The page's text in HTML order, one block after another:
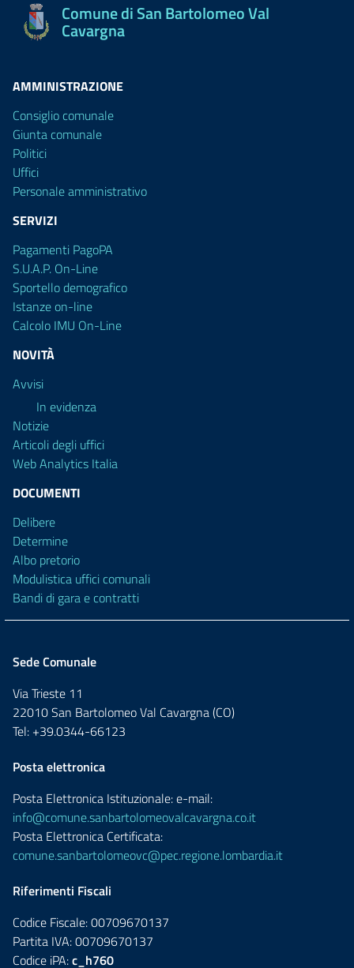
Comune di San Bartolomeo Val
Cavargna
AMMINISTRAZIONE
Consiglio comunale
Giunta comunale
Politici
Uffici
Personale amministrativo
SERVIZI
Pagamenti PagoPA
S.U.A.P. On-Line
Sportello demografico
Istanze on-line
Calcolo IMU On-Line
NOVITÀ
Avvisi
In evidenza
Notizie
Articoli degli uffici
Web Analytics Italia
DOCUMENTI
Delibere
Determine
Albo pretorio
Modulistica uffici comunali
Bandi di gara e contratti
Sede Comunale
Via Trieste 11
22010 San Bartolomeo Val Cavargna (CO)
Tel: +39.0344-66123
Posta elettronica
Posta Elettronica Istituzionale: e-mail:
info@comune.sanbartolomeovalcavargna.co.it
Posta Elettronica Certificata:
comune.sanbartolomeovc@pec.regione.lombardia.it
Riferimenti Fiscali
Codice Fiscale: 00709670137
Partita IVA: 00709670137
Codice iPA:c_h760